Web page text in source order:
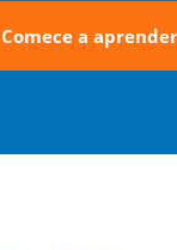
Comece a aprender